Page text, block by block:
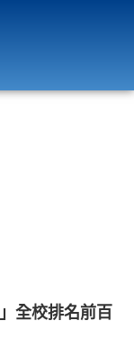
全校排名前百